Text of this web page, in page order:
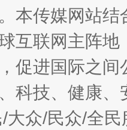
本传媒网站
互联网主阵
促进国际之
科技、健康
大众/民众/全